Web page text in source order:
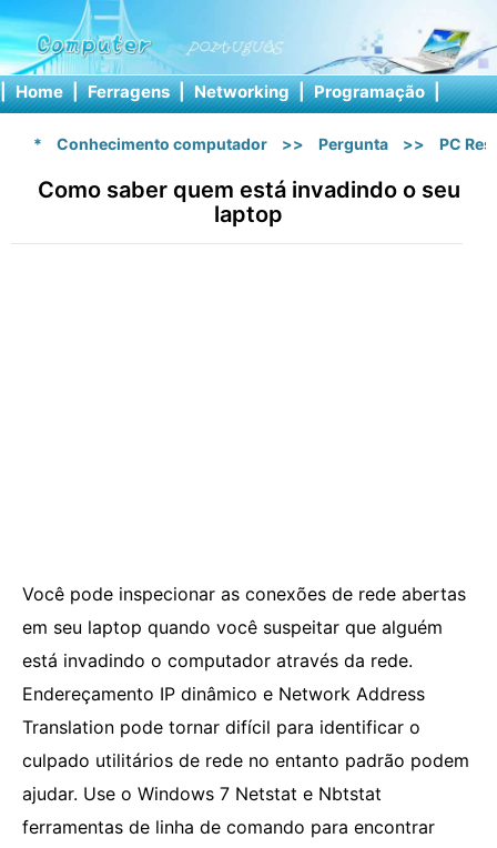
| Home | Ferragens | Networking | Programação |
* Conhecimento computador >> Pergunta >> PC
Como saber quem está invadindo o seu
laptop
Você pode inspecionar as conexões de rede abertas
em seu laptop quando você suspeitar que alguém
está invadindo o computador através da rede.
Endereçamento IP dinâmico e Network Address
Translation pode tornar difícil para identificar o
culpado utilitários de rede no entanto padrão podem
ajudar. Use o Windows 7 Netstat e Nbtstat
ferramentas de linha de comando para encontrar